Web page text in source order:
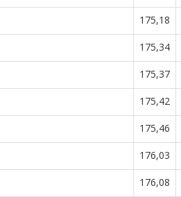
175,18
175,34
175,37
175,42
175,46
176,03
176,08